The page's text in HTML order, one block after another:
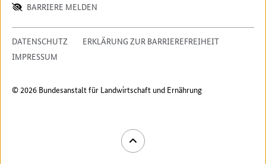
BARRIERE MELDEN
DATENSCHUTZ
ERKLÄRUNG ZUR BARRIEREFREIHEIT
IMPRESSUM
© 2026 Bundesanstalt für Landwirtschaft und Ernährung